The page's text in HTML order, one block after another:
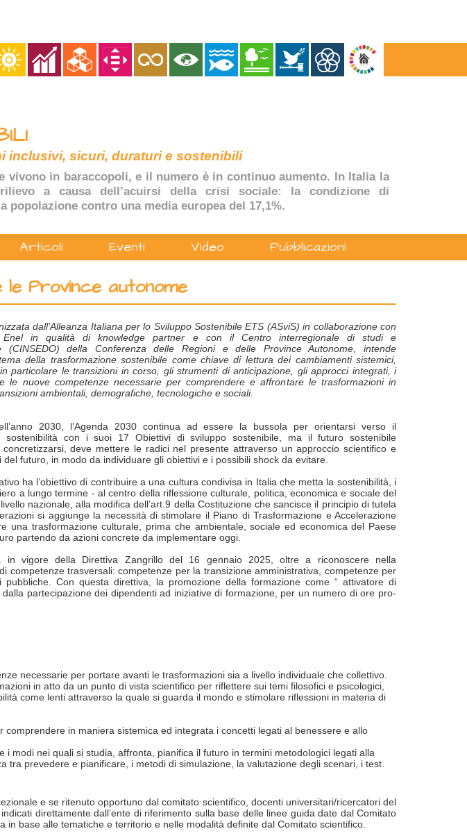
inclusivi, sicuri, duraturi e sostenibili
vivono in baraccopoli, e il numero è in continuo aumento. In Italia la
a causa dell’acuirsi della crisi sociale: la condizione di
popolazione contro una media europea del 17,1%.
Articoli Eventi Video Pubblicazioni
le Province autonome
dall’Alleanza Italiana per lo Sviluppo Sostenibile ETS (ASviS) in collaborazione con
Enel in qualità di knowledge partner e con il Centro interregionale di studi e
(CINSEDO) della Conferenza delle Regioni e delle Province Autonome, intende
della trasformazione sostenibile come chiave di lettura dei cambiamenti sistemici,
particolare le transizioni in corso, gli strumenti di anticipazione, gli approcci integrati, i
le nuove competenze necessarie per comprendere e affrontare le trasformazioni in
ambientali, demografiche, tecnologiche e sociali.
2030, l’Agenda 2030 continua ad essere la bussola per orientarsi verso il
sostenibilità con i suoi 17 Obiettivi di sviluppo sostenibile, ma il futuro sostenibile
deve mettere le radici nel presente attraverso un approccio scientifico e
del futuro, in modo da individuare gli obiettivi e i possibili shock da evitare.
ha l’obiettivo di contribuire a una cultura condivisa in Italia che metta la sostenibilità, i
a lungo termine - al centro della riflessione culturale, politica, economica e sociale del
nazionale, alla modifica dell’art.9 della Costituzione che sancisce il principio di tutela
si aggiunge la necessità di stimolare il Piano di Trasformazione e Accelerazione
una trasformazione culturale, prima che ambientale, sociale ed economica del Paese
partendo da azioni concrete da implementare oggi.
in vigore della Direttiva Zangrillo del 16 gennaio 2025, oltre a riconoscere nella
competenze trasversali: competenze per la transizione amministrativa, competenze per
Con questa direttiva, la promozione della formazione come “ attivatore di
partecipazione dei dipendenti ad iniziative di formazione, per un numero di ore pro-
necessarie per portare avanti le trasformazioni sia a livello individuale che collettivo.
in atto da un punto di vista scientifico per riflettere sui temi filosofici e psicologici,
come lenti attraverso la quale si guarda il mondo e stimolare riflessioni in materia di
in maniera sistemica ed integrata i concetti legati al benessere e allo
modi nei quali si studia, affronta, pianifica il futuro in termini metodologici legati alla
prevedere e pianificare, i metodi di simulazione, la valutazione degli scenari, i test.
e se ritenuto opportuno dal comitato scientifico, docenti universitari/ricercatori del
direttamente dall’ente di riferimento sulla base delle linee guida date dal Comitato
base alle tematiche e territorio e nelle modalità definite dal Comitato scientifico.